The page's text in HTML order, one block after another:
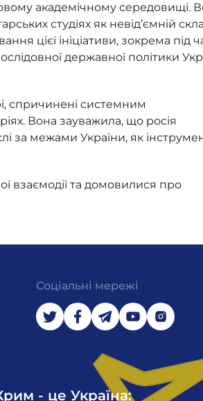
академічному середовищі.
студіях як невід’ємній
цієї ініціативи, зокрема під
державної політики
спричинені системним
Вона зауважила, що росія
за межами України, як
взаємодії та домовилися про
Соціальні мережі
- це Україна: